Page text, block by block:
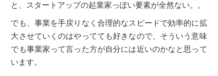
と、スタートアップの起業家っぽい要素が全然ない。。
でも、事業を手戻りなく合理的なスピードで効率的に拡
大させていくのはやってても好きなので、そういう意味
でも事業家って言った方が自分には近いのかなと思って
います。